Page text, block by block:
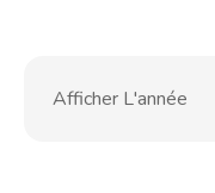
Afficher L'année